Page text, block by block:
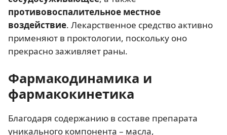
противовоспалительное местное
воздействие. Лекарственное средство активно
применяют в проктологии, поскольку оно
прекрасно заживляет раны.
Фармакодинамика и
фармакокинетика
Благодаря содержанию в составе препарата
уникального компонента – масла,